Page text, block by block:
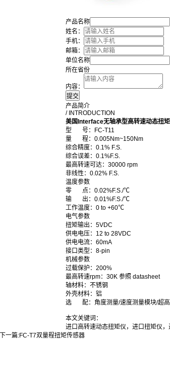
产品名称
姓名：
手机：
邮箱：
单位名称
所在省份
内容：
产品简介
/ INTRODUCTION
美国Interface无轴承型高转速动态扭
型
号：
FC-T11
量 程：0.005Nm~150Nm
综合精度：0.1% F.S.
综合误差：0.1%F.S.
最高转速可达：30000 rpm
非线性：0.02% F.S.
温度参数
零
点：0.02%F.S./℃
输
出：0.01%F.S./℃
工作温度：0 to +60℃
电气参数
扭矩输出：5VDC
供电电压：12 to 28VDC
供电电流：60mA
接口类型：8-pin
机械参数
过载保护：200%
最高转速rpm：30K 参照 datasheet
轴材料：不锈钢
外壳材料：铝
选
配：角度测量/速度测量模块/超
本文关键词：
进口高转速动态扭矩仪，进口扭矩仪
下一篇:FC-T7双量程扭矩传感器